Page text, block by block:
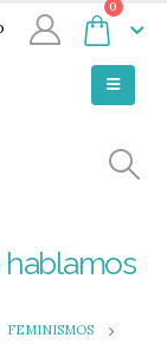
0
FEMINISMOS